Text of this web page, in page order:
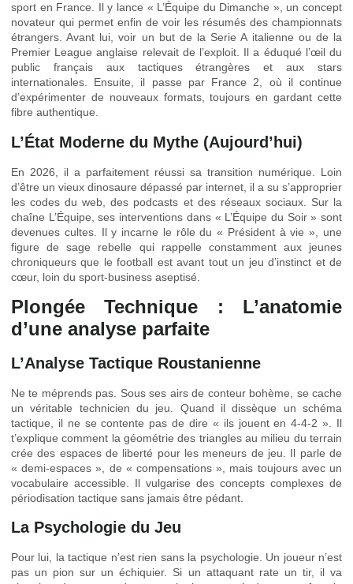
sport en France. Il y lance « L’Équipe du Dimanche », un concept
novateur qui permet enfin de voir les résumés des championnats
étrangers. Avant lui, voir un but de la Serie A italienne ou de la
Premier League anglaise relevait de l’exploit. Il a éduqué l’œil du
public français aux tactiques étrangères et aux stars
internationales. Ensuite, il passe par France 2, où il continue
d’expérimenter de nouveaux formats, toujours en gardant cette
fibre authentique.
L’État Moderne du Mythe (Aujourd’hui)
En 2026, il a parfaitement réussi sa transition numérique. Loin
d’être un vieux dinosaure dépassé par internet, il a su s’approprier
les codes du web, des podcasts et des réseaux sociaux. Sur la
chaîne L’Équipe, ses interventions dans « L’Équipe du Soir » sont
devenues cultes. Il y incarne le rôle du « Président à vie », une
figure de sage rebelle qui rappelle constamment aux jeunes
chroniqueurs que le football est avant tout un jeu d’instinct et de
cœur, loin du sport-business aseptisé.
Plongée Technique : L’anatomie
d’une analyse parfaite
L’Analyse Tactique Roustanienne
Ne te méprends pas. Sous ses airs de conteur bohème, se cache
un véritable technicien du jeu. Quand il dissèque un schéma
tactique, il ne se contente pas de dire « ils jouent en 4-4-2 ». Il
t’explique comment la géométrie des triangles au milieu du terrain
crée des espaces de liberté pour les meneurs de jeu. Il parle de
« demi-espaces », de « compensations », mais toujours avec un
vocabulaire accessible. Il vulgarise des concepts complexes de
périodisation tactique sans jamais être pédant.
La Psychologie du Jeu
Pour lui, la tactique n’est rien sans la psychologie. Un joueur n’est
pas un pion sur un échiquier. Si un attaquant rate un tir, il va